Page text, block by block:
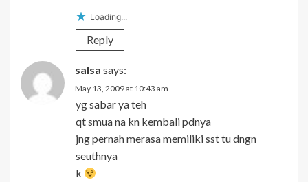
Loading...
Reply
salsa says:
May 13, 2009 at 10:43 am
yg sabar ya teh
qt smua na kn kembali pdnya
jng pernah merasa memiliki sst tu dngn
seuthnya
k